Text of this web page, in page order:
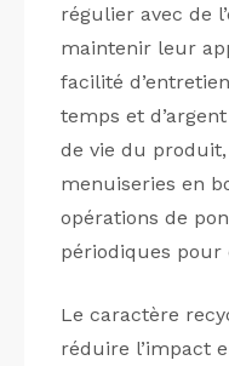
régulier avec de
maintenir leur
facilité
temps et
de vie du
menuiseries en
opérations de
périodiques
Le caractère
réduire l’impact